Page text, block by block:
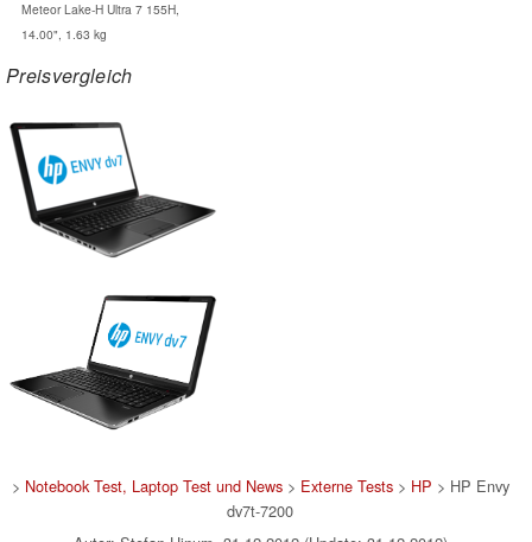
Meteor Lake-H Ultra 7 155H,
14.00", 1.63 kg
Preisvergleich
> Notebook Test, Laptop Test und News> Externe Tests> HP > HP Envy
dv7t-7200